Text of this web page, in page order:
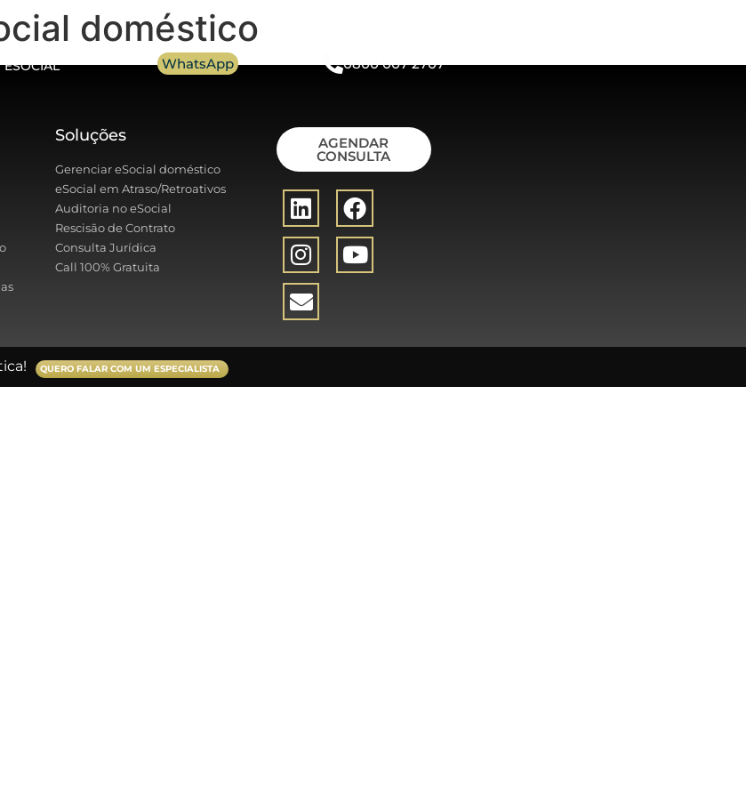
ESOCIAL WhatsApp 0800 007 2707
doméstico
Soluções
Gerenciar eSocial doméstico
eSocial em Atraso/Retroativos
Auditoria no eSocial
Rescisão de Contrato
Consulta Jurídica
Call 100% Gratuita
AGENDAR
CONSULTA
QUERO FALAR COM UM ESPECIALISTA